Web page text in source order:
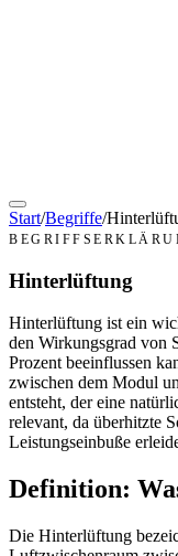
Start/Begriffe/
Hinterlüftung
Hinterlüftung ist ein
den Wirkungsgrad von
Prozent beeinflussen
zwischen dem Modul
entsteht, der eine
relevant, da überhitzte
Leistungseinbuße
Definition:
Die Hinterlüftung